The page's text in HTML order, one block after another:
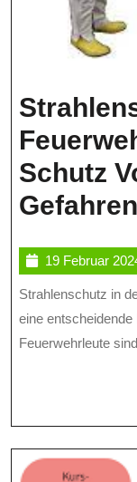
Schutz
Gefahren
19 Februar
Strahlenschutz in der Feuerwehr Der Strahlenschutz spielt
eine entscheidende
Feuerwehrleute